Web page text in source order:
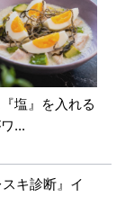
凄いですっ(^^♪
塩』を入れる
...
キ診断』イ